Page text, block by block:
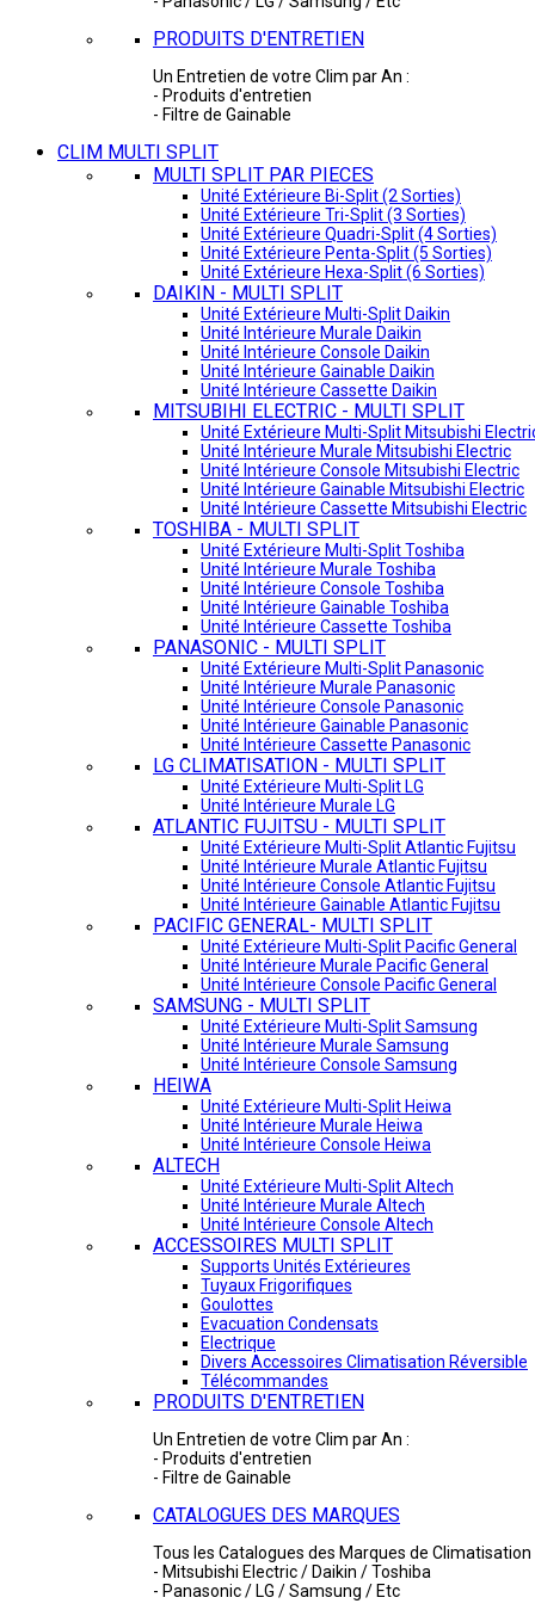
PRODUITS D'ENTRETIEN
Un Entretien de votre Clim par An :
- Produits d'entretien
- Filtre de Gainable
CLIM MULTI SPLIT
MULTI SPLIT PAR PIECES
Unité Extérieure Bi-Split (2 Sorties)
Unité Extérieure Tri-Split (3 Sorties)
Unité Extérieure Quadri-Split (4 Sorties)
Unité Extérieure Penta-Split (5 Sorties)
Unité Extérieure Hexa-Split (6 Sorties)
DAIKIN - MULTI SPLIT
Unité Extérieure Multi-Split Daikin
Unité Intérieure Murale Daikin
Unité Intérieure Console Daikin
Unité Intérieure Gainable Daikin
Unité Intérieure Cassette Daikin
MITSUBIHI ELECTRIC - MULTI SPLIT
Unité Extérieure Multi-Split Mitsubishi
Unité Intérieure Murale Mitsubishi Electric
Unité Intérieure Console Mitsubishi Electric
Unité Intérieure Gainable Mitsubishi Electric
Unité Intérieure Cassette Mitsubishi Electric
TOSHIBA - MULTI SPLIT
Unité Extérieure Multi-Split Toshiba
Unité Intérieure Murale Toshiba
Unité Intérieure Console Toshiba
Unité Intérieure Gainable Toshiba
Unité Intérieure Cassette Toshiba
PANASONIC - MULTI SPLIT
Unité Extérieure Multi-Split Panasonic
Unité Intérieure Murale Panasonic
Unité Intérieure Console Panasonic
Unité Intérieure Gainable Panasonic
Unité Intérieure Cassette Panasonic
LG CLIMATISATION - MULTI SPLIT
Unité Extérieure Multi-Split LG
Unité Intérieure Murale LG
ATLANTIC FUJITSU - MULTI SPLIT
Unité Extérieure Multi-Split Atlantic Fujitsu
Unité Intérieure Murale Atlantic Fujitsu
Unité Intérieure Console Atlantic Fujitsu
Unité Intérieure Gainable Atlantic Fujitsu
PACIFIC GENERAL- MULTI SPLIT
Unité Extérieure Multi-Split Pacific General
Unité Intérieure Murale Pacific General
Unité Intérieure Console Pacific General
SAMSUNG - MULTI SPLIT
Unité Extérieure Multi-Split Samsung
Unité Intérieure Murale Samsung
Unité Intérieure Console Samsung
HEIWA
Unité Extérieure Multi-Split Heiwa
Unité Intérieure Murale Heiwa
Unité Intérieure Console Heiwa
ALTECH
Unité Extérieure Multi-Split Altech
Unité Intérieure Murale Altech
Unité Intérieure Console Altech
ACCESSOIRES MULTI SPLIT
Supports Unités Extérieures
Tuyaux Frigorifiques
Goulottes
Evacuation Condensats
Electrique
Divers Accessoires Climatisation Réversible
Télécommandes
PRODUITS D'ENTRETIEN
Un Entretien de votre Clim par An :
- Produits d'entretien
- Filtre de Gainable
CATALOGUES DES MARQUES
Tous les Catalogues des Marques de Climatisation
- Mitsubishi Electric / Daikin / Toshiba
- Panasonic / LG / Samsung / Etc